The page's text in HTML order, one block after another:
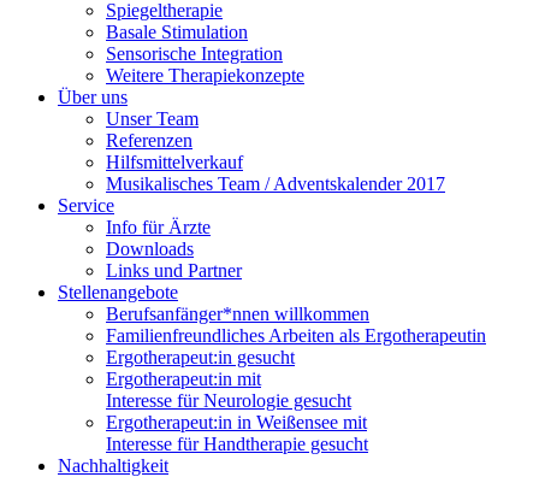
Spiegeltherapie
Basale Stimulation
Sensorische Integration
Weitere Therapiekonzepte
Über uns
Unser Team
Referenzen
Hilfsmittelverkauf
Musikalisches Team / Adventskalender 2017
Service
Info für Ärzte
Downloads
Links und Partner
Stellenangebote
Berufsanfänger*nnen willkommen
Familienfreundliches Arbeiten als Ergotherapeutin
Ergotherapeut:in gesucht
Ergotherapeut:in mit
Interesse für Neurologie gesucht
Ergotherapeut:in in Weißensee mit
Interesse für Handtherapie gesucht
Nachhaltigkeit